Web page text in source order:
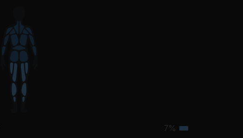
7% Tertiäre